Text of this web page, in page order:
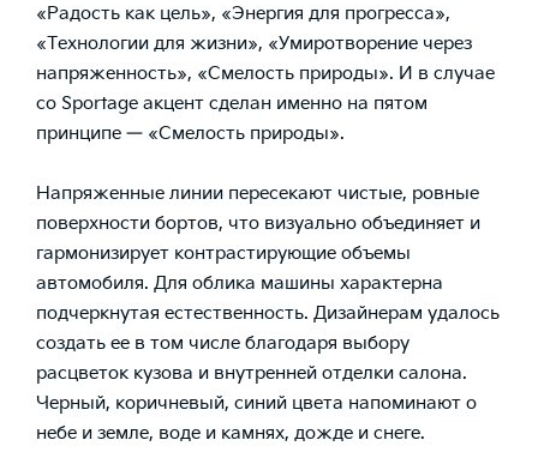
«Радость как цель», «Энергия для прогресса»,
«Технологии для жизни», «Умиротворение через
напряженность», «Смелость природы». И в случае
со Sportage акцент сделан именно на пятом
принципе — «Смелость природы».
Напряженные линии пересекают чистые, ровные
поверхности бортов, что визуально объединяет и
гармонизирует контрастирующие объемы
автомобиля. Для облика машины характерна
подчеркнутая естественность. Дизайнерам удалось
создать ее в том числе благодаря выбору
расцветок кузова и внутренней отделки салона.
Черный, коричневый, синий цвета напоминают о
небе и земле, воде и камнях, дожде и снеге.